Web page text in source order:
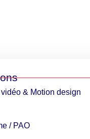
& Motion design
/ PAO